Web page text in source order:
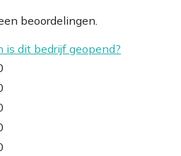
beoordelingen.
is dit bedrijf geopend?